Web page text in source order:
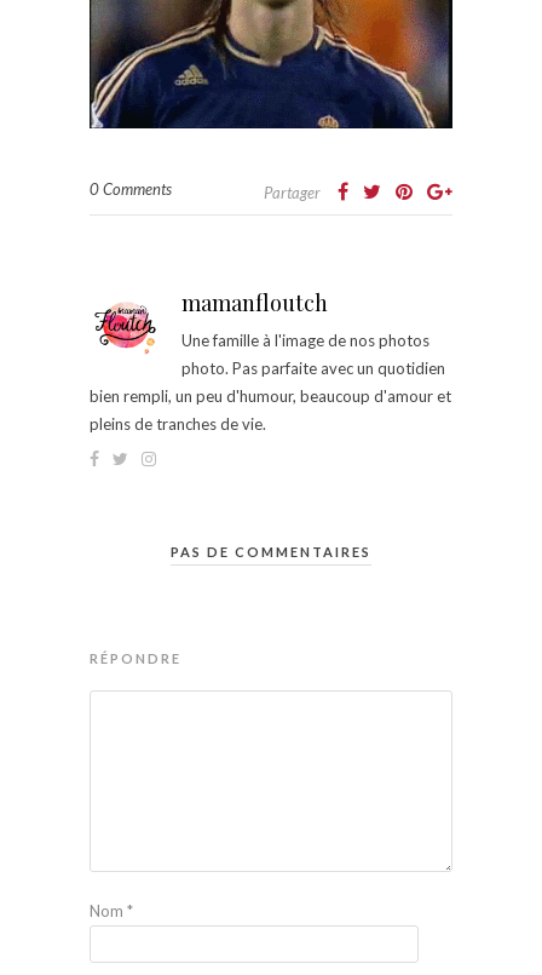
0 Comments Partager
mamanfloutch
Une famille à l'image de nos photos
photo. Pas parfaite avec un quotidien
bien rempli, un peu d'humour, beaucoup d'amour et
pleins de tranches de vie.
PAS DE COMMENTAIRES
RÉPONDRE
Nom *